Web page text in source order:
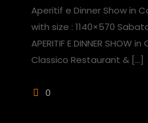
Aperitif e Dinner Show in
with size : 1140×570
APERITIF E DINNER SHOW
Classico Restaurant & […]
0